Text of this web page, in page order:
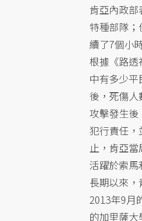
肯亞內政
特種部隊
續了7個小
根據《路
中有多少
後，死傷人
攻擊發生
犯行責任
止，肯亞當
活躍於索
長期以來
2013年9月
的加里薩